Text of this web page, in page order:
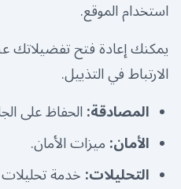
استخدام الموقع.
يمكنك إعادة فتح تفضيلاتك
الارتباط في التذييل.
المصادقة: الحفاظ على
الأمان: ميزات الأمان.
التحليلات: خدمة